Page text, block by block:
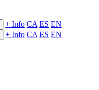
+ Info CA ES EN
+ Info CA ES EN